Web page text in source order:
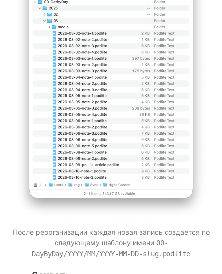
После реорганизации каждая новая запись создается по
следующему шаблону имени 00-
DayByDay/YYYY/MM/YYYY-MM-DD-slug.podlite